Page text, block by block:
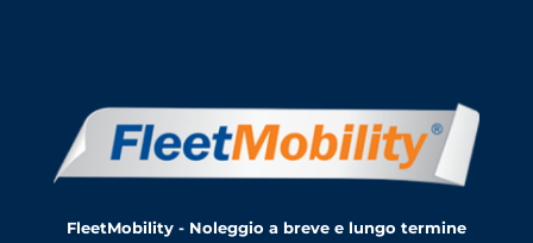
FleetMobility - Noleggio a breve e lungo termine